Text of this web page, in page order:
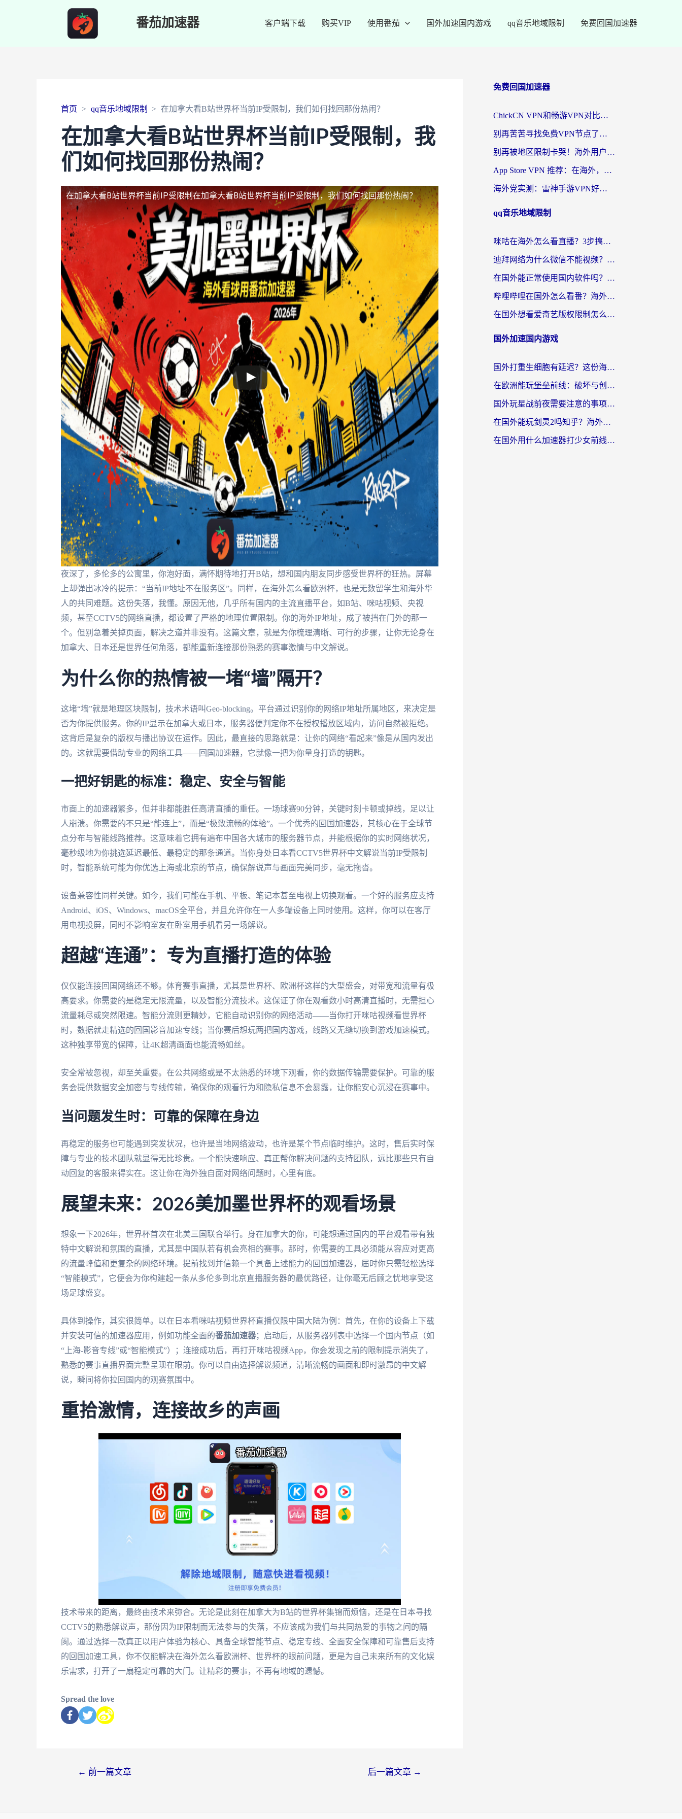
番茄加速器 客户端下载 购买VIP 使用番茄 国外加速国内游戏 qq音乐地域限制 免费回国加速器
首页 qq音乐地域限制 在加拿大看B站世界杯当前IP受限制，我们如何找回那份热闹？
在加拿大看B站世界杯当前IP受限制，我
们如何找回那份热闹？
在加拿大看B站世界杯当前IP受限制 在加拿大看B站世界杯当前IP受限制，我们如何找回那份热闹？
夜深了，多伦多的公寓里，你泡好面，满怀期待地打开B站，想和国内朋友同步感受世界杯的狂热。屏幕
上却弹出冰冷的提示：“当前IP地址不在服务区”。同样，在海外怎么看欧洲杯，也是无数留学生和海外华
人的共同难题。这份失落，我懂。原因无他，几乎所有国内的主流直播平台，如B站、咪咕视频、央视
频，甚至CCTV5的网络直播，都设置了严格的地理位置限制。你的海外IP地址，成了被挡在门外的那一
个。但别急着关掉页面，解决之道并非没有。这篇文章，就是为你梳理清晰、可行的步骤，让你无论身在
加拿大、日本还是世界任何角落，都能重新连接那份熟悉的赛事激情与中文解说。
为什么你的热情被一堵“墙”隔开？
这堵“墙”就是地理区块限制，技术术语叫Geo-blocking。平台通过识别你的网络IP地址所属地区，来决定是
否为你提供服务。你的IP显示在加拿大或日本，服务器便判定你不在授权播放区域内，访问自然被拒绝。
这背后是复杂的版权与播出协议在运作。因此，最直接的思路就是：让你的网络“看起来”像是从国内发出
的。这就需要借助专业的网络工具——回国加速器，它就像一把为你量身打造的钥匙。
一把好钥匙的标准：稳定、安全与智能
市面上的加速器繁多，但并非都能胜任高清直播的重任。一场球赛90分钟，关键时刻卡顿或掉线，足以让
人崩溃。你需要的不只是“能连上”，而是“极致流畅的体验”。一个优秀的回国加速器，其核心在于全球节
点分布与智能线路推荐。这意味着它拥有遍布中国各大城市的服务器节点，并能根据你的实时网络状况，
毫秒级地为你挑选延迟最低、最稳定的那条通道。当你身处日本看CCTV5世界杯中文解说当前IP受限制
时，智能系统可能为你优选上海或北京的节点，确保解说声与画面完美同步，毫无拖沓。
设备兼容性同样关键。如今，我们可能在手机、平板、笔记本甚至电视上切换观看。一个好的服务应支持
Android、iOS、Windows、macOS全平台，并且允许你在一人多端设备上同时使用。这样，你可以在客厅
用电视投屏，同时不影响室友在卧室用手机看另一场解说。
超越“连通”：专为直播打造的体验
仅仅能连接回国网络还不够。体育赛事直播，尤其是世界杯、欧洲杯这样的大型盛会，对带宽和流量有极
高要求。你需要的是稳定无限流量，以及智能分流技术。这保证了你在观看数小时高清直播时，无需担心
流量耗尽或突然限速。智能分流则更精妙，它能自动识别你的网络活动——当你打开咪咕视频看世界杯
时，数据就走精选的回国影音加速专线；当你赛后想玩两把国内游戏，线路又无缝切换到游戏加速模式。
这种独享带宽的保障，让4K超清画面也能流畅如丝。
安全常被忽视，却至关重要。在公共网络或是不太熟悉的环境下观看，你的数据传输需要保护。可靠的服
务会提供数据安全加密与专线传输，确保你的观看行为和隐私信息不会暴露，让你能安心沉浸在赛事中。
当问题发生时：可靠的保障在身边
再稳定的服务也可能遇到突发状况，也许是当地网络波动，也许是某个节点临时维护。这时，售后实时保
障与专业的技术团队就显得无比珍贵。一个能快速响应、真正帮你解决问题的支持团队，远比那些只有自
动回复的客服来得实在。这让你在海外独自面对网络问题时，心里有底。
展望未来：2026美加墨世界杯的观看场景
想象一下2026年，世界杯首次在北美三国联合举行。身在加拿大的你，可能想通过国内的平台观看带有独
特中文解说和氛围的直播，尤其是中国队若有机会亮相的赛事。那时，你需要的工具必须能从容应对更高
的流量峰值和更复杂的网络环境。提前找到并信赖一个具备上述能力的回国加速器，届时你只需轻松选择
“智能模式”，它便会为你构建起一条从多伦多到北京直播服务器的最优路径，让你毫无后顾之忧地享受这
场足球盛宴。
具体到操作，其实很简单。以在日本看咪咕视频世界杯直播仅限中国大陆为例：首先，在你的设备上下载
并安装可信的加速器应用，例如功能全面的番茄加速器；启动后，从服务器列表中选择一个国内节点（如
“上海-影音专线”或“智能模式”）；连接成功后，再打开咪咕视频App，你会发现之前的限制提示消失了，
熟悉的赛事直播界面完整呈现在眼前。你可以自由选择解说频道，清晰流畅的画面和即时激昂的中文解
说，瞬间将你拉回国内的观赛氛围中。
重拾激情，连接故乡的声画
技术带来的距离，最终由技术来弥合。无论是此刻在加拿大为B站的世界杯集锦而烦恼，还是在日本寻找
CCTV5的熟悉解说声，那份因为IP限制而无法参与的失落，不应该成为我们与共同热爱的事物之间的隔
阂。通过选择一款真正以用户体验为核心、具备全球智能节点、稳定专线、全面安全保障和可靠售后支持
的回国加速工具，你不仅能解决在海外怎么看欧洲杯、世界杯的眼前问题，更是为自己未来所有的文化娱
乐需求，打开了一扇稳定可靠的大门。让精彩的赛事，不再有地域的遗憾。
Spread the love
← 前一篇文章 后一篇文章 →
免费回国加速器
ChickCN VPN和畅游VPN对比哪个回国效果更好？海外党必看的回国加速器选择指南
别再苦苦寻找免费VPN节点了，这才是海外访问国内资源的正确姿势
别再被地区限制卡哭！海外用户vpn中国下载全攻略，无缝刷剧办公社交
App Store VPN 推荐：在海外，如何找回那扇回家的“任意门”？
海外党实测：雷神手游VPN好用吗？和闪电VPN对比哪个回国效果更好？附小众工具深度测评
qq音乐地域限制
咪咕在海外怎么看直播？3步搞定地域限制，还能畅看腾讯视频与国内热剧
迪拜网络为什么微信不能视频？海外党必看的回国加速全攻略
在国外能正常使用国内软件吗？海外党亲测有效的无缝访问指南
哔哩哔哩在国外怎么看番？海外党追剧看片的终极解决方案
在国外想看爱奇艺版权限制怎么办？海外华人必看的追剧自由指南
国外加速国内游戏
国外打重生细胞有延迟？这份海外畅玩国服游戏加速器终极指南请收好
在欧洲能玩堡垒前线：破坏与创造吗？海外党国服游戏不卡顿的秘密
国外玩星战前夜需要注意的事项：一份来自老玩家的网络生存指南
在国外能玩剑灵2吗知乎？海外党亲测有效的国服游戏加速指南
在国外用什么加速器打少女前线：云图计划不卡？一个老玩家的掏心分享